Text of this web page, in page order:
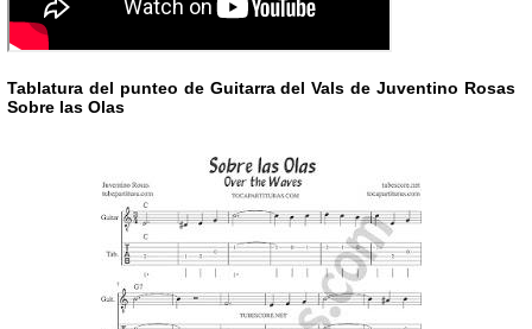
Tablatura del punteo de Guitarra del Vals de Juventino Rosas
Sobre las Olas